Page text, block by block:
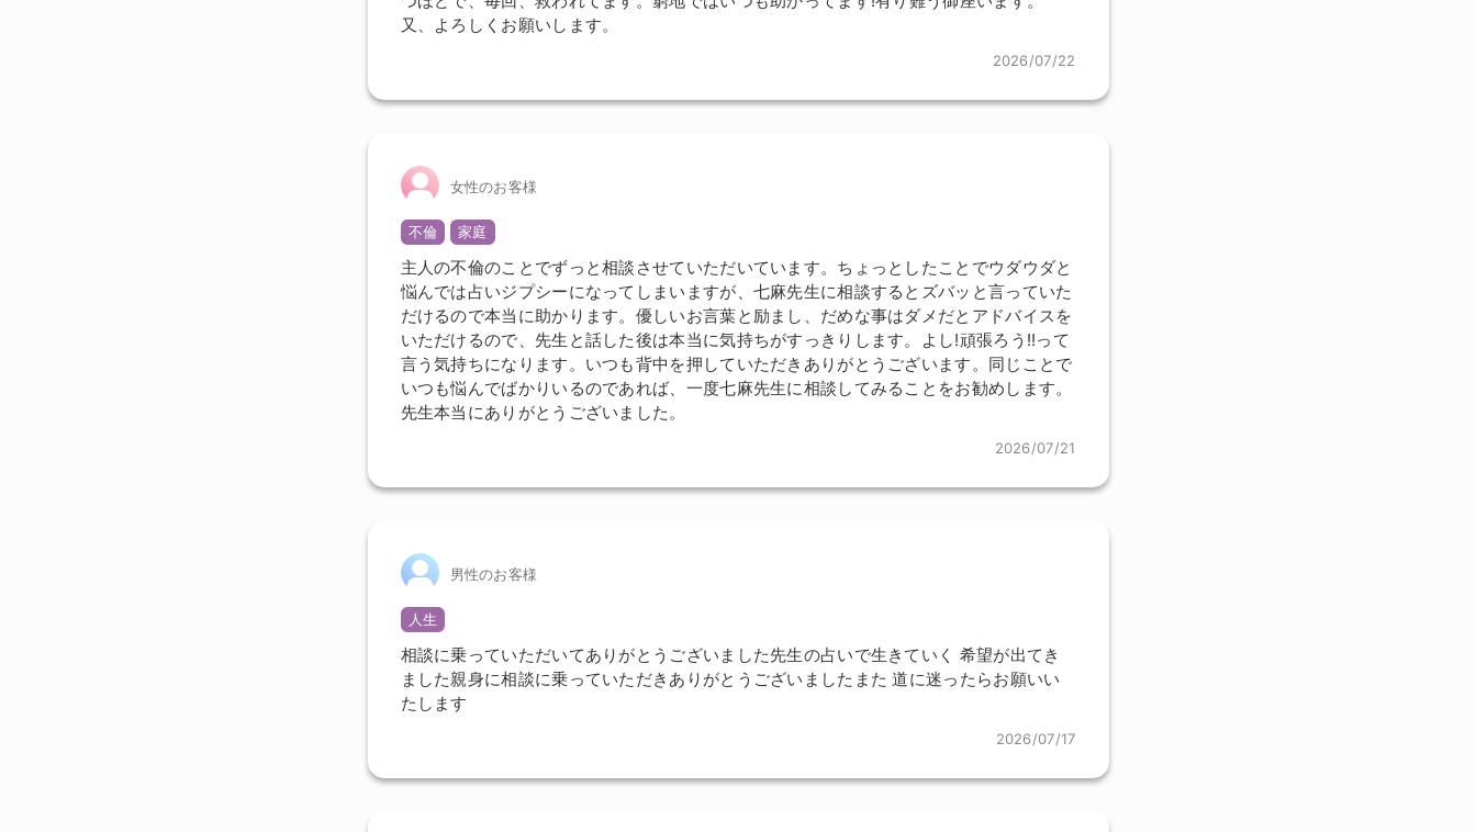
又、よろしくお願いします。
2026/07/22
女性のお客様
不倫 家庭
主人の不倫のことでずっと相談させていただいています。ちょっとしたことでウダウダと
悩んでは占いジプシーになってしまいますが、七麻先生に相談するとズバッと言っていた
だけるので本当に助かります。優しいお言葉と励まし、だめな事はダメだとアドバイスを
いただけるので、先生と話した後は本当に気持ちがすっきりします。よし!頑張ろう!!って
言う気持ちになります。いつも背中を押していただきありがとうございます。同じことで
いつも悩んでばかりいるのであれば、一度七麻先生に相談してみることをお勧めします。
先生本当にありがとうございました。
2026/07/21
男性のお客様
人生
相談に乗っていただいてありがとうございました先生の占いで生きていく 希望が出てき
ました親身に相談に乗っていただきありがとうございましたまた 道に迷ったらお願いい
たします
2026/07/17